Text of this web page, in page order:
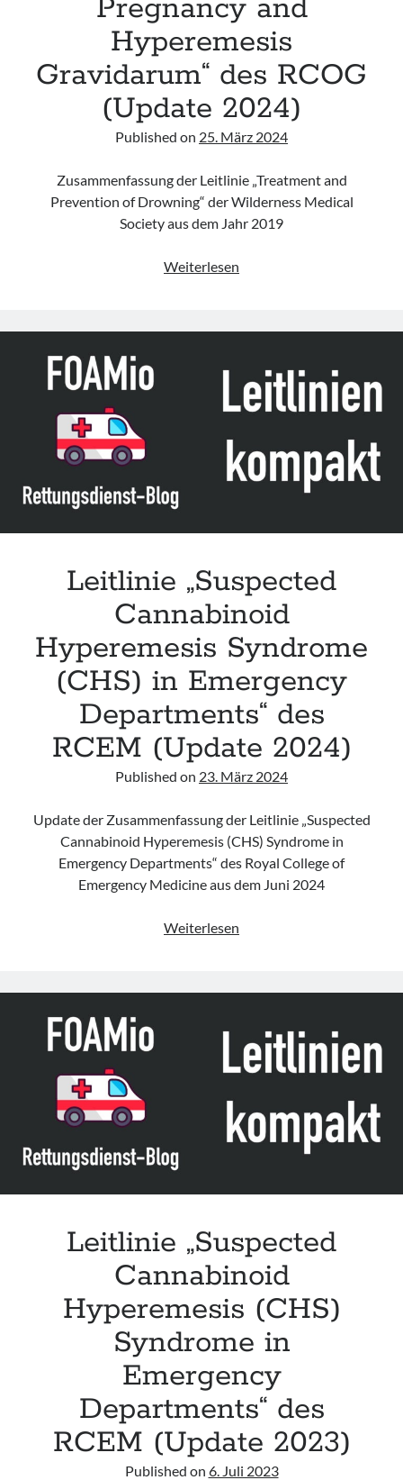
Pregnancy and
Hyperemesis
Gravidarum“ des RCOG
(Update 2024)
Published on 25. März 2024
Zusammenfassung der Leitlinie „Treatment and
Prevention of Drowning“ der Wilderness Medical
Society aus dem Jahr 2019
Weiterlesen
of
Vomiting
in
and
Hyperemesis
2024)
Leitlinie „Suspected
Cannabinoid
Hyperemesis Syndrome
(CHS) in Emergency
Departments“ des
RCEM (Update 2024)
Published on 23. März 2024
Update der Zusammenfassung der Leitlinie „Suspected
Cannabinoid Hyperemesis (CHS) Syndrome in
Emergency Departments“ des Royal College of
Emergency Medicine aus dem Juni 2024
Weiterlesen
Hyperemesis
(CHS)
in
Emergency
des
RCEM
Leitlinie „Suspected
Cannabinoid
Hyperemesis (CHS)
Syndrome in
Emergency
Departments“ des
RCEM (Update 2023)
Published on 6. Juli 2023